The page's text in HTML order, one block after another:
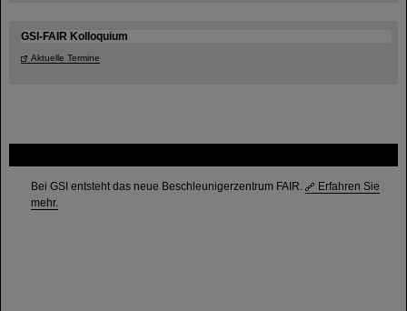
Bei GSI entsteht das neue Beschleunigerzentrum FAIR.
Erfahren Sie
mehr.
GSI-FAIR Kolloquium
Aktuelle Termine